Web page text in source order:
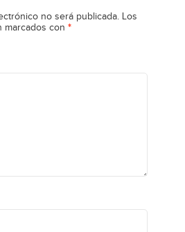
no será publicada. Los
marcados con *